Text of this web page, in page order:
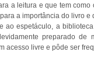
a leitura e que tem
a importância do livro
ao espetáculo, a
preparado de
acesso livre e pôde ser